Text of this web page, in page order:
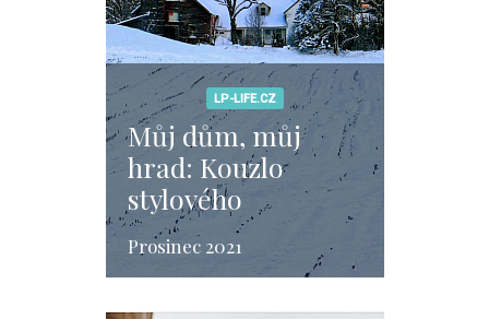
LP-LIFE.CZ
Můj dům, můj
hrad: Kouzlo
stylového
aristokratického
bydlení
Prosinec 2021